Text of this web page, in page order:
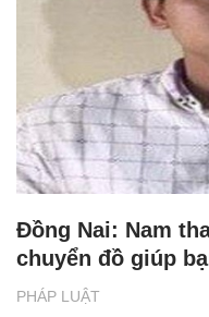
PHÁP LUẬT
Đồng Nai: Nam
chuyển đồ giúp